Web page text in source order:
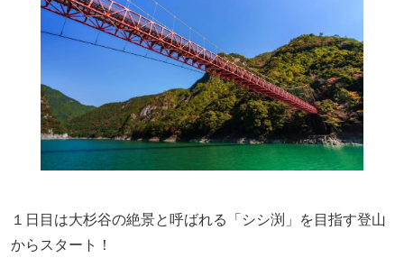
１日目は大杉谷の絶景と呼ばれる「シシ渕」を目指す登山
からスタート！